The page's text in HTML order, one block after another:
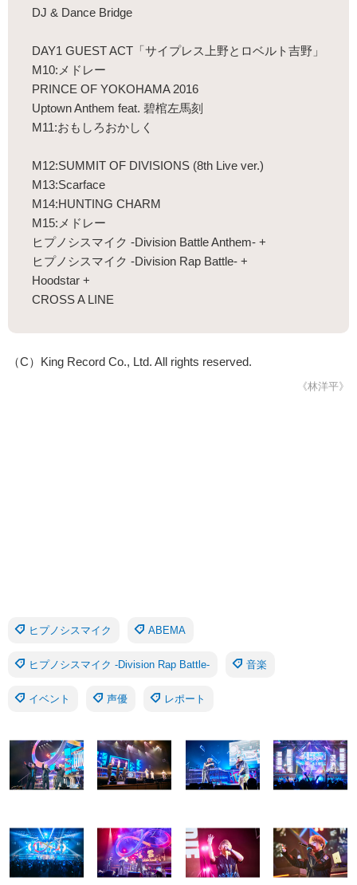
DJ & Dance Bridge
DAY1 GUEST ACT「サイプレス上野とロベルト吉野」
M10:メドレー
PRINCE OF YOKOHAMA 2016
Uptown Anthem feat. 碧棺左馬刻
M11:おもしろおかしく
M12:SUMMIT OF DIVISIONS (8th Live ver.)
M13:Scarface
M14:HUNTING CHARM
M15:メドレー
ヒプノシスマイク -Division Battle Anthem- +
ヒプノシスマイク -Division Rap Battle- +
Hoodstar +
CROSS A LINE
（C）King Record Co., Ltd. All rights reserved.
《林洋平》
ヒプノシスマイク ABEMA
ヒプノシスマイク -Division Rap Battle- 音楽
イベント 声優 レポート